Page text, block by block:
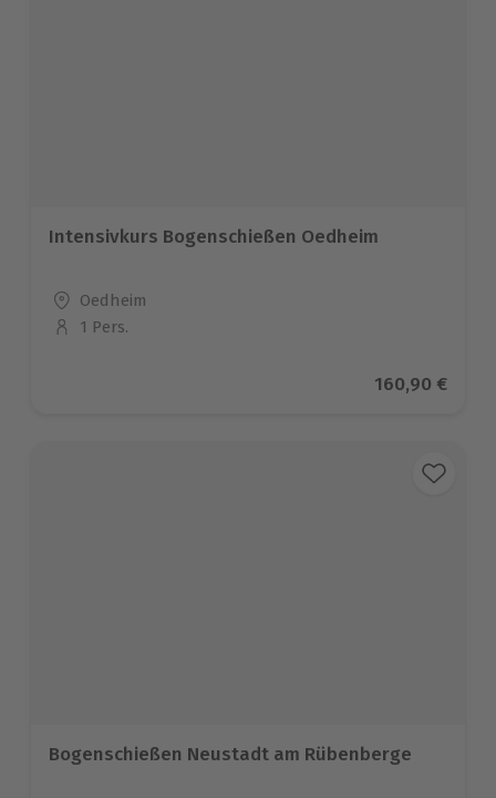
Intensivkurs Bogenschießen Oedheim
Standort
Oedheim
Anzahl der Teilnehmer
1 Pers.
Aktueller
160,90 €
Bogenschießen Neustadt am Rübenberge